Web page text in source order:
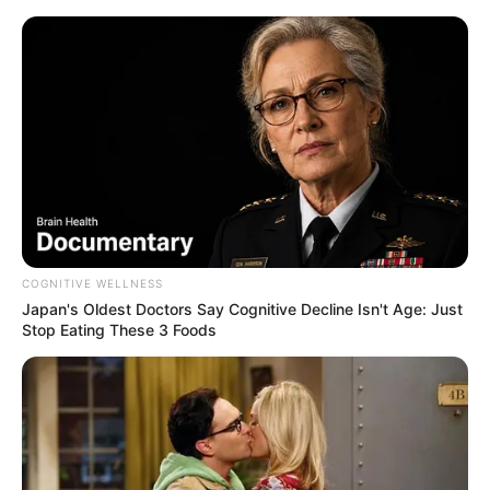
Naturpark und Nationalpark Hainich
Wartburgkreis
Die Betteleiche ist ein beliebtes Wanderziel im Hainich
COGNITIVE WELLNESS
Japan's Oldest Doctors Say Cognitive Decline Isn't Age: Just
Stop Eating These 3 Foods